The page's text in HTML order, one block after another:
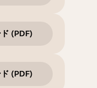
(PDF)
(PDF)